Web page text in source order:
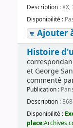
Description :
Disponibilité :
Ajouter
Histoire
et George
commenté
Publication :
Description :
Disponibilité :
place:Archives